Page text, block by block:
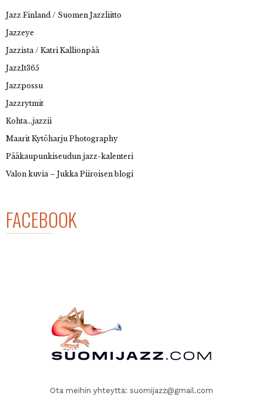
Jazz Finland / Suomen Jazzliitto
Jazzeye
Jazzista / Katri Kallionpää
JazzIt365
Jazzpossu
Jazzrytmit
Kohta…jazzii
Maarit Kytöharju Photography
Pääkaupunkiseudun jazz-kalenteri
Valon kuvia – Jukka Piiroisen blogi
FACEBOOK
Ota meihin yhteyttä: suomijazz@gmail.com